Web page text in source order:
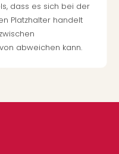
dass es sich bei der
Platzhalter handelt
abweichen kann.